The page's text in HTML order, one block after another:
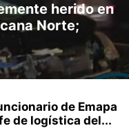
herido en
Norte;
de Emapa
de logística del...